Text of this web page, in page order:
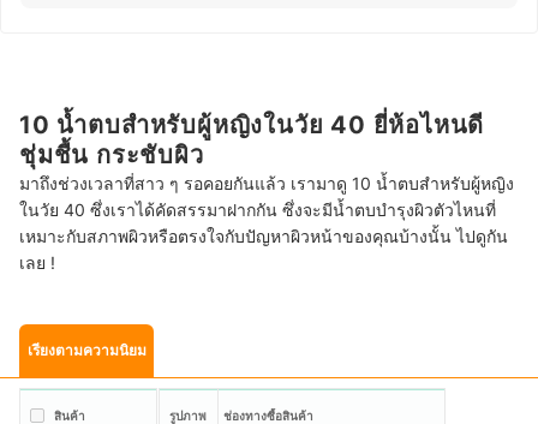
10 น้ำตบสำหรับผู้หญิงในวัย 40 ยี่ห้อไหนดี
ชุ่มชื้น กระชับผิว
มาถึงช่วงเวลาที่สาว ๆ รอคอยกันแล้ว เรามาดู 10 น้ำตบสำหรับผู้หญิง
ในวัย 40 ซึ่งเราได้คัดสรรมาฝากกัน ซึ่งจะมีน้ำตบบำรุงผิวตัวไหนที่
เหมาะกับสภาพผิวหรือตรงใจกับปัญหาผิวหน้าของคุณบ้างนั้น ไปดูกัน
เลย !
เรียงตามความนิยม
สินค้า รูปภาพ ช่องทางซื้อสินค้า